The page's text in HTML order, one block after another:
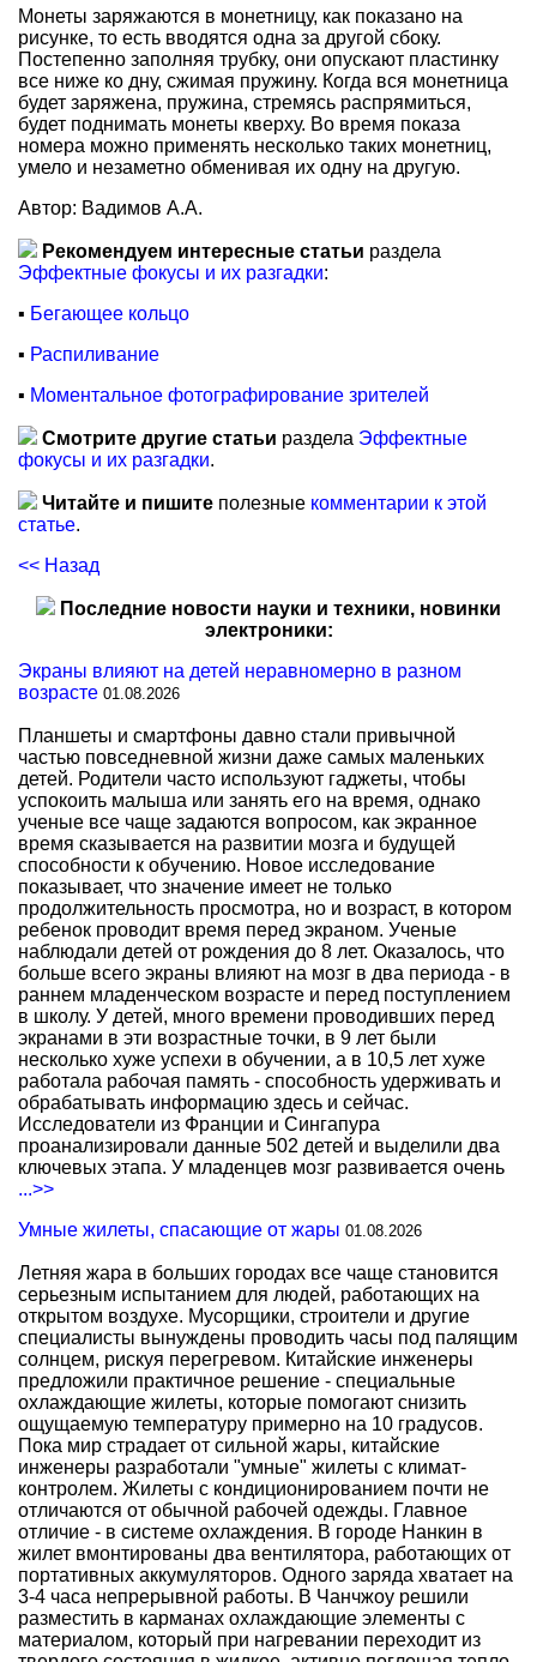
Монеты заряжаются в монетницу, как показано на
рисунке, то есть вводятся одна за другой сбоку.
Постепенно заполняя трубку, они опускают пластинку
все ниже ко дну, сжимая пружину. Когда вся монетница
будет заряжена, пружина, стремясь распрямиться,
будет поднимать монеты кверху. Во время показа
номера можно применять несколько таких монетниц,
умело и незаметно обменивая их одну на другую.
Автор: Вадимов А.А.
Рекомендуем интересные статьи раздела
Эффектные фокусы и их разгадки:
▪ Бегающее кольцо
▪ Распиливание
▪ Моментальное фотографирование зрителей
Смотрите другие статьи раздела Эффектные
фокусы и их разгадки.
Читайте и пишите полезные комментарии к этой
статье.
<< Назад
Последние новости науки и техники, новинки
электроники:
Экраны влияют на детей неравномерно в разном
возрасте 01.08.2026
Планшеты и смартфоны давно стали привычной
частью повседневной жизни даже самых маленьких
детей. Родители часто используют гаджеты, чтобы
успокоить малыша или занять его на время, однако
ученые все чаще задаются вопросом, как экранное
время сказывается на развитии мозга и будущей
способности к обучению. Новое исследование
показывает, что значение имеет не только
продолжительность просмотра, но и возраст, в котором
ребенок проводит время перед экраном. Ученые
наблюдали детей от рождения до 8 лет. Оказалось, что
больше всего экраны влияют на мозг в два периода - в
раннем младенческом возрасте и перед поступлением
в школу. У детей, много времени проводивших перед
экранами в эти возрастные точки, в 9 лет были
несколько хуже успехи в обучении, а в 10,5 лет хуже
работала рабочая память - способность удерживать и
обрабатывать информацию здесь и сейчас.
Исследователи из Франции и Сингапура
проанализировали данные 502 детей и выделили два
ключевых этапа. У младенцев мозг развивается очень
...>>
Умные жилеты, спасающие от жары 01.08.2026
Летняя жара в больших городах все чаще становится
серьезным испытанием для людей, работающих на
открытом воздухе. Мусорщики, строители и другие
специалисты вынуждены проводить часы под палящим
солнцем, рискуя перегревом. Китайские инженеры
предложили практичное решение - специальные
охлаждающие жилеты, которые помогают снизить
ощущаемую температуру примерно на 10 градусов.
Пока мир страдает от сильной жары, китайские
инженеры разработали "умные" жилеты с климат-
контролем. Жилеты с кондиционированием почти не
отличаются от обычной рабочей одежды. Главное
отличие - в системе охлаждения. В городе Нанкин в
жилет вмонтированы два вентилятора, работающих от
портативных аккумуляторов. Одного заряда хватает на
3-4 часа непрерывной работы. В Чанчжоу решили
разместить в карманах охлаждающие элементы с
материалом, который при нагревании переходит из